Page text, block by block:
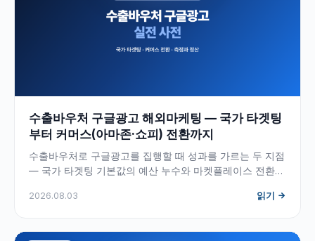
수출바우처 구글광고 해외마케팅 — 국가 타겟팅
부터 커머스(아마존·쇼피) 전환까지
수출바우처로 구글광고를 집행할 때 성과를 가르는 두 지점
— 국가 타겟팅 기본값의 예산 누수와 마켓플레이스 전환
지화, 아마존·쇼피 간접 측정 설계까지 두고두고 찾아보는
2026.08.03 읽기